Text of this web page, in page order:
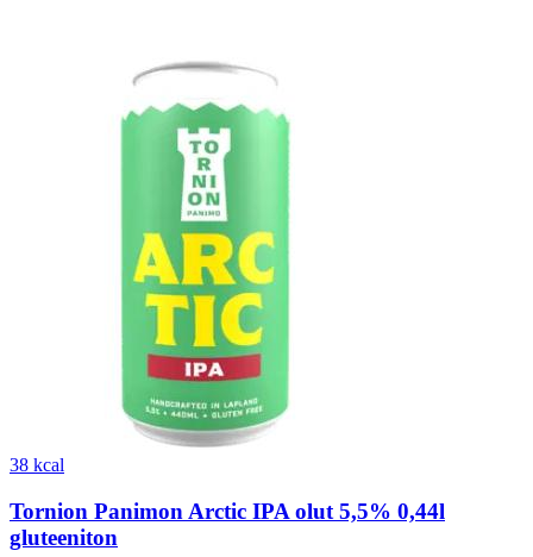
38 kcal
Tornion Panimon Arctic IPA olut 5,5% 0,44l
gluteeniton